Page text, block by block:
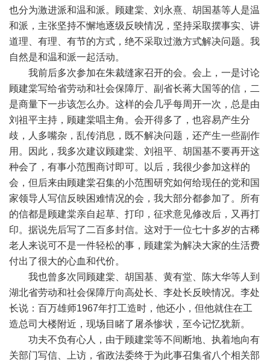
也分为激进派和温和派。顾建棠、刘永熹、胡国基等人是温
和派，主张坚持不懈地逐级反映情况，坚持采取摆事实、讲
道理、有理、有节的方式，绝不采取过激方式解决问题。我
自然是和温和派一起活动。
我前后多次参加在朱裁缝家召开的会。会上，一是讨论
顾建棠写给省劳动和社会保障厅、副省长蒋大国等的信，二
是商量下一步该怎么办。这样的会几乎每周开一次，总是由
刘祖平主持，顾建棠唱主角。会开得多了，也容易产生分
歧，人多嘴杂，乱传消息，既不解决问题，还产生一些副作
用。因此，我多次建议顾建棠、刘祖平、胡国基不要再开这
种会了，有事小范围商讨即可。以后，我很少参加这样的
会，但后来由顾建棠召集的小范围研究如何给现任的党和国
家领导人写信反映困难情况的会，我大部分都参加了。所有
的信都是顾建棠亲自起草、打印，征求意见修改后，又再打
印。据说先后写了二百多封信。这对于一位七十多岁的古稀
老人来说可不是一件轻松的事，顾建棠为解决大家的生活费
付出了很大的心血和代价。
我也曾多次同顾建棠、胡国基、黄有堂、陈大华等人到
湖北省劳动和社会保障厅向高处长、李处长反映情况。李处
长说：百万雄师1967年打工造时，他还小，但他就住在工
造总司大楼附近，现场目睹了屠杀惨状，至今记忆犹新。
功夫不负有心人，由于顾建棠等不间断地、执着地向有
关部门写信、上访，省政法委终于为此事召集省八个相关部